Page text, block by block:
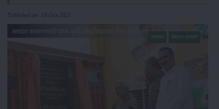
Published on: 18-Oct-2023